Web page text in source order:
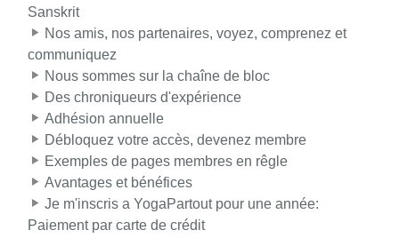
Sanskrit
Nos amis, nos partenaires, voyez, comprenez et
communiquez
Nous sommes sur la chaîne de bloc
Des chroniqueurs d'expérience
Adhésion annuelle
Débloquez votre accès, devenez membre
Exemples de pages membres en rêgle
Avantages et bénéfices
Je m'inscris a YogaPartout pour une année:
Paiement par carte de crédit